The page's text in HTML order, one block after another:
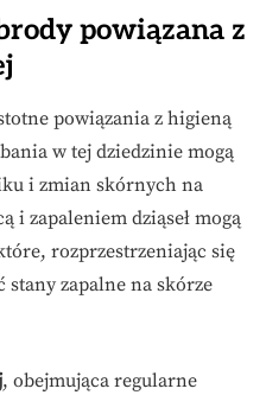
powiązana z
powiązania z higieną
w tej dziedzinie mogą
i zmian skórnych na
i zapaleniem dziąseł mogą
rozprzestrzeniając się
stany zapalne na skórze
, obejmująca regularne